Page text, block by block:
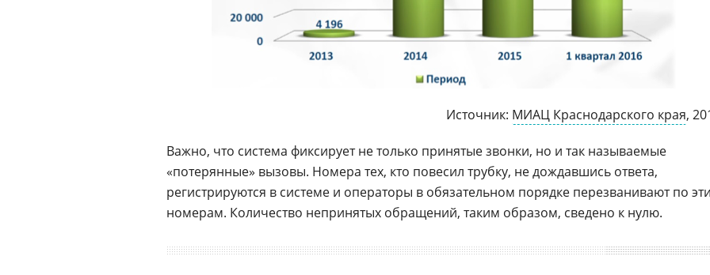
Источник: МИАЦ Краснодарского края,
Важно, что система фиксирует не только принятые звонки, но и так называемые
«потерянные» вызовы. Номера тех, кто повесил трубку, не дождавшись ответа,
регистрируются в системе и операторы в обязательном порядке перезванивают по
номерам. Количество непринятых обращений, таким образом, сведено к нулю.